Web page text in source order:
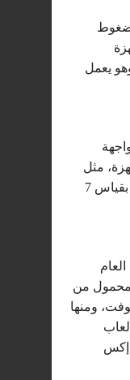
يعمل
مثل
ROG Ally، إذ يكون لديك شاشة بقياس 7
من
ومنها
إكس